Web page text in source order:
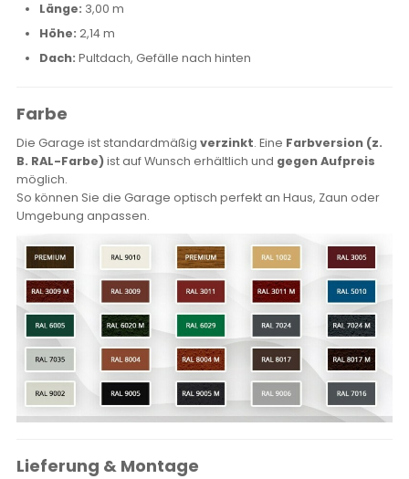
Länge: 3,00 m
Höhe: 2,14 m
Dach: Pultdach, Gefälle nach hinten
Farbe
Die Garage ist standardmäßig verzinkt. Eine Farbversion (z.
B. RAL-Farbe)ist auf Wunsch erhältlich und gegen Aufpreis
möglich.
So können Sie die Garage optisch perfekt an Haus, Zaun oder
Umgebung anpassen.
Lieferung & Montage